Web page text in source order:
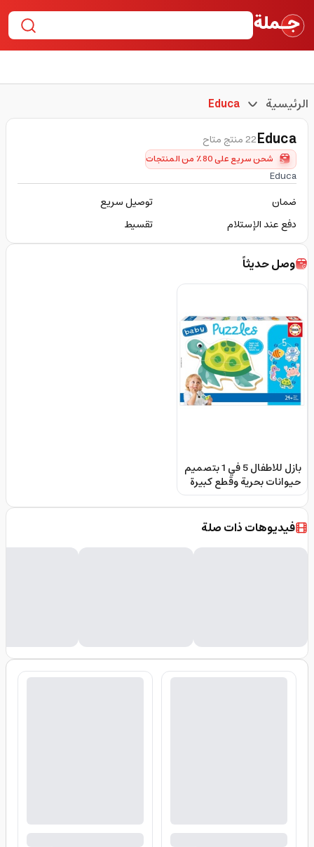
الرئيسية Educa
Educa22 منتج متاح
شحن سريع على 80٪ من المنتجات
Educa
ضمان
توصيل سريع
دفع عند الإستلام
تقسيط
وصل حديثاً
بازل للاطفال 5 في 1 بتصميم
حيوانات بحرية وقطع كبيرة
وسهلةالتركيب و21 قطعة
من إديوكا Educa Baby
Jigsaw Set
فيديوهات ذات صلة